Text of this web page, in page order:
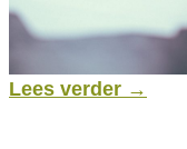
Lees verder →